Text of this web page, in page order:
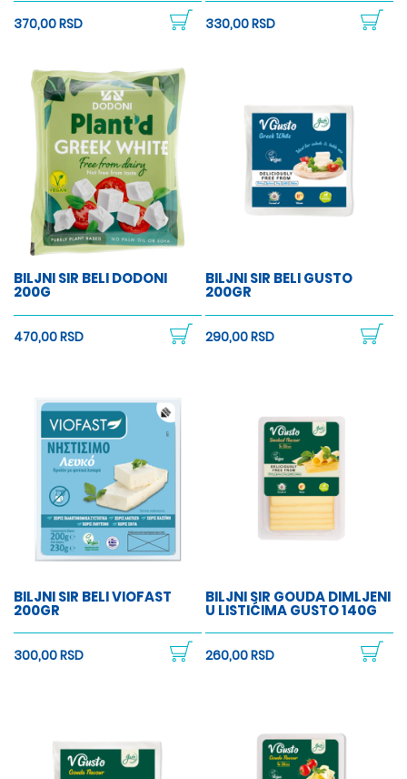
370,00 RSD 330,00 RSD
BILJNI SIR BELI DODONI
200G
470,00 RSD
BILJNI SIR BELI GUSTO
200GR
290,00 RSD
BILJNI SIR BELI VIOFAST
200GR
300,00 RSD
BILJNI SIR GOUDA DIMLJENI
U LISTIĆIMA GUSTO 140G
260,00 RSD